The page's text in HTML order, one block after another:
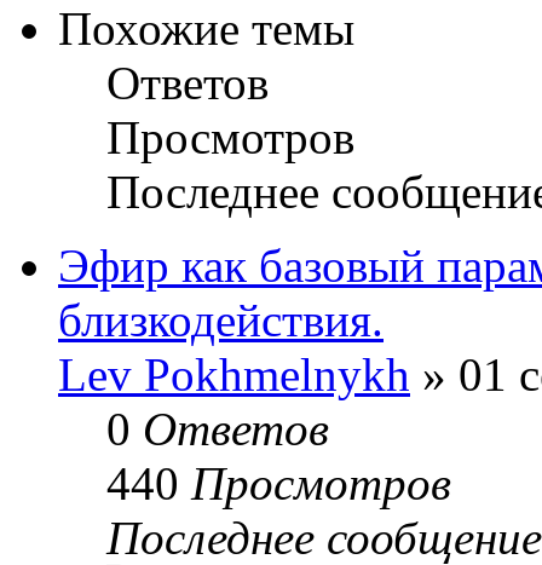
Похожие темы
Ответов
Просмотров
Последнее
Эфир как базовый
близкодействия.
Lev Pokhmelnykh » 01
0 Ответов
440 Просмотров
Последнее